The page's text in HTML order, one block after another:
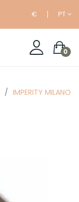
€ PT
0
IMPERITY MILANO